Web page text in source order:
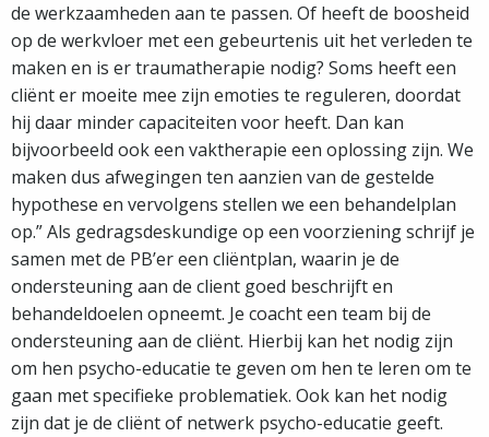
de werkzaamheden aan te passen. Of heeft de boosheid
op de werkvloer met een gebeurtenis uit het verleden te
maken en is er traumatherapie nodig? Soms heeft een
cliënt er moeite mee zijn emoties te reguleren, doordat
hij daar minder capaciteiten voor heeft. Dan kan
bijvoorbeeld ook een vaktherapie een oplossing zijn. We
maken dus afwegingen ten aanzien van de gestelde
hypothese en vervolgens stellen we een behandelplan
op.” Als gedragsdeskundige op een voorziening schrijf je
samen met de PB’er een cliëntplan, waarin je de
ondersteuning aan de client goed beschrijft en
behandeldoelen opneemt. Je coacht een team bij de
ondersteuning aan de cliënt. Hierbij kan het nodig zijn
om hen psycho-educatie te geven om hen te leren om te
gaan met specifieke problematiek. Ook kan het nodig
zijn dat je de cliënt of netwerk psycho-educatie geeft.